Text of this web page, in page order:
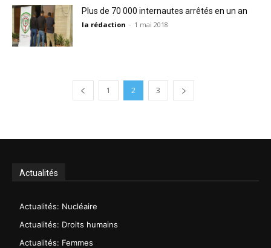
Plus de 70 000 internautes arrêtés en un an
la rédaction - 1 mai 2018
1 2 3
Actualités
Actualités: Nucléaire
Actualités: Droits humains
Actualités: Femmes